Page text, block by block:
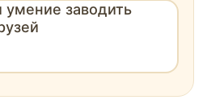
умение заводить